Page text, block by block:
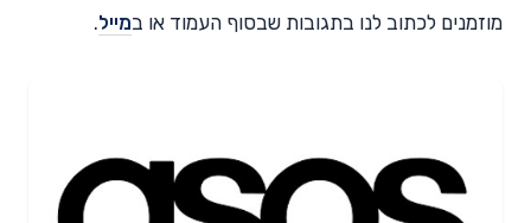
מוזמנים לכתוב לנו בתגובות שבסוף העמוד או במייל.